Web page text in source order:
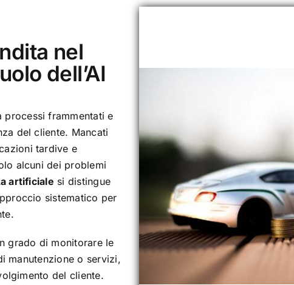
nel
dell’AI
processi frammentati e
del cliente. Mancati
tardive e
alcuni dei problemi
artificiale si distingue
sistematico per
grado di monitorare le
manutenzione o servizi,
del cliente.